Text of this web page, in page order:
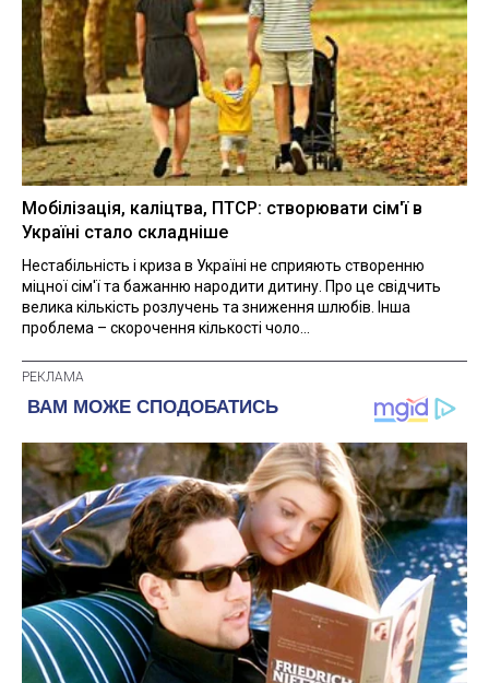
Мобілізація, каліцтва, ПТСР: створювати сім'ї в
Україні стало складніше
Нестабільність і криза в Україні не сприяють створенню
міцної сім'ї та бажанню народити дитину. Про це свідчить
велика кількість розлучень та зниження шлюбів. Інша
проблема – скорочення кількості чоло...